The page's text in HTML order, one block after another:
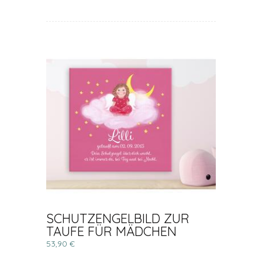
SCHUTZENGELBILD ZUR
TAUFE FÜR MÄDCHEN
53,90 €